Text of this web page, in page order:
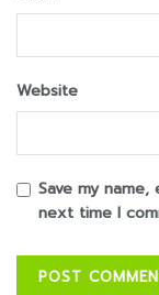
Website
Save my
next time I